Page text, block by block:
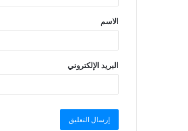
الاسم
البريد الإلكتروني